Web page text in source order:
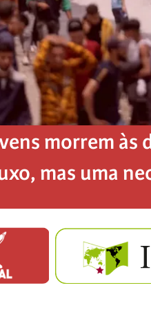
morrem
mas uma